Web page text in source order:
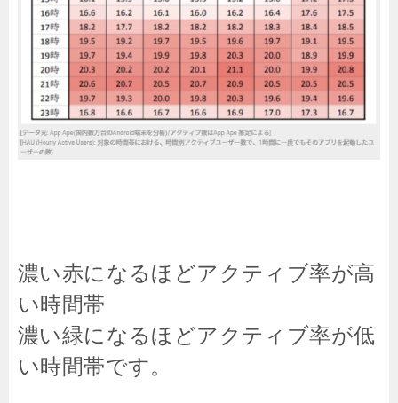
濃い赤になるほどアクティブ率が高
い時間帯
濃い緑になるほどアクティブ率が低
い時間帯です。